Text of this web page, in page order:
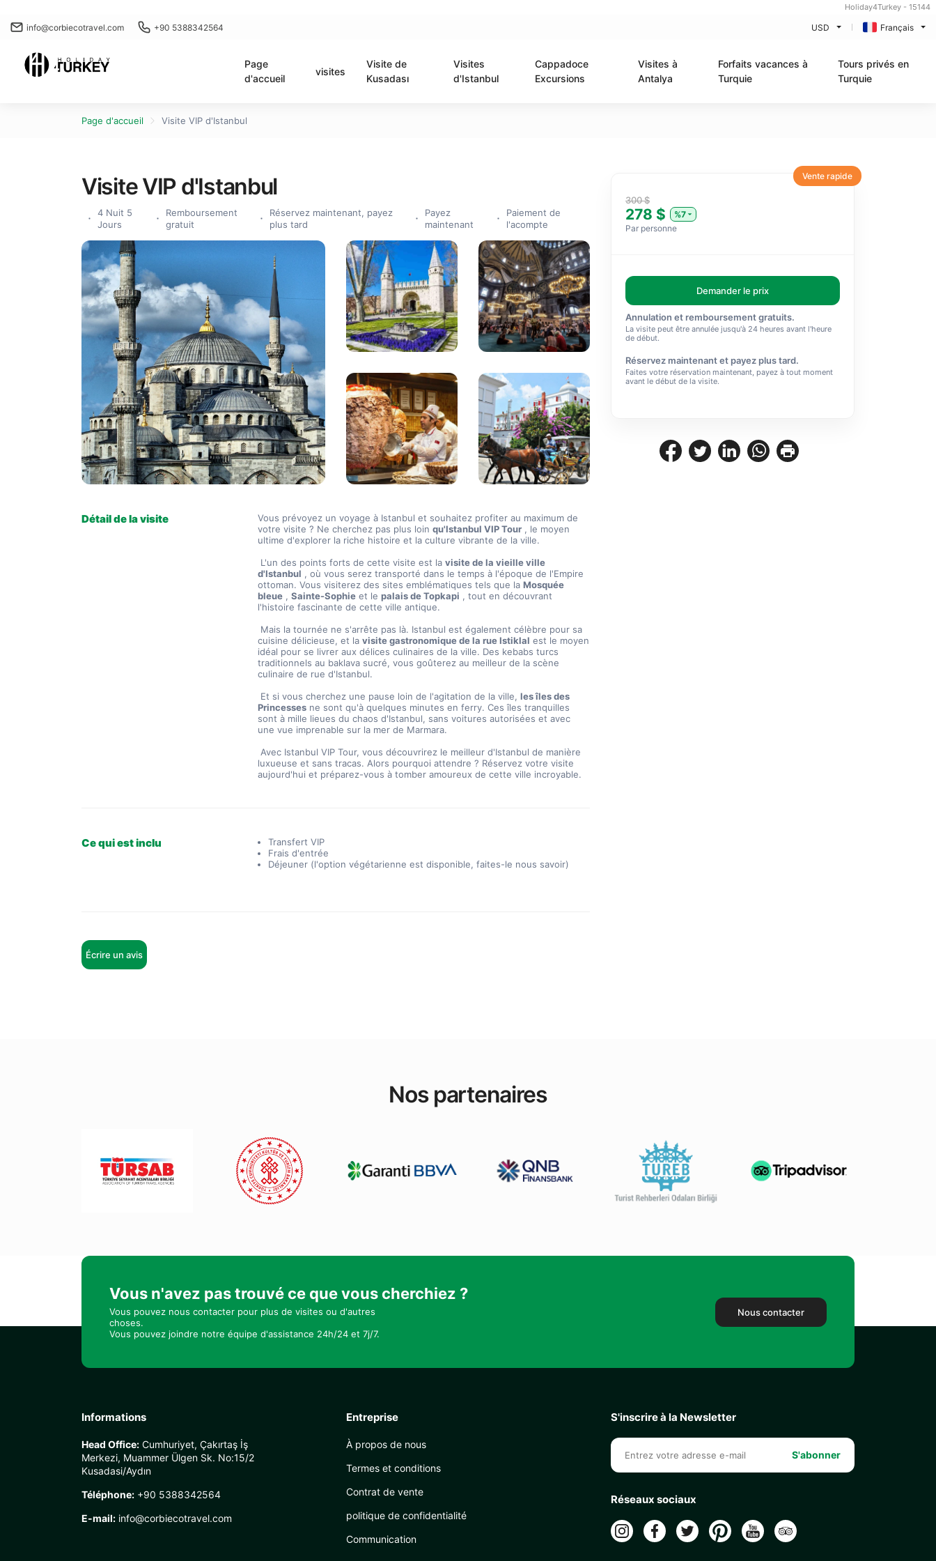
Holiday4Turkey - 15144
info@corbiecotravel.com +90 5388342564 USD Français
Page
d'accueil
visites
Visite de
Kusadası
Visites
d'Istanbul
Cappadoce
Excursions
Visites à
Antalya
Forfaits vacances à
Turquie
Tours privés en
Turquie
Page d'accueil Visite VIP d'Istanbul
Visite VIP d'Istanbul
4 Nuit 5
Jours
Remboursement
gratuit
Réservez maintenant, payez
plus tard
Payez
maintenant
Paiement de
l'acompte
Détail de la visite
Vous prévoyez un voyage à Istanbul et souhaitez profiter au maximum de
votre visite ? Ne cherchez pas plus loin qu'Istanbul VIP Tour , le moyen
ultime d'explorer la riche histoire et la culture vibrante de la ville.
L'un des points forts de cette visite est la visite de la vieille ville
d'Istanbul , où vous serez transporté dans le temps à l'époque de l'Empire
ottoman. Vous visiterez des sites emblématiques tels que la Mosquée
bleue , Sainte-Sophie et le palais de Topkapi , tout en découvrant
l'histoire fascinante de cette ville antique.
cuisine délicieuse, et la visite gastronomique de la rue Istiklal est le moyen
idéal pour se livrer aux délices culinaires de la ville. Des kebabs turcs
traditionnels au baklava sucré, vous goûterez au meilleur de la scène
culinaire de rue d'Istanbul.
Et si vous cherchez une pause loin de l'agitation de la ville, les îles des
Princesses ne sont qu'à quelques minutes en ferry. Ces îles tranquilles
sont à mille lieues du chaos d'Istanbul, sans voitures autorisées et avec
une vue imprenable sur la mer de Marmara.
luxueuse et sans tracas. Alors pourquoi attendre ? Réservez votre visite
aujourd'hui et préparez-vous à tomber amoureux de cette ville incroyable.
Ce qui est inclu
Transfert VIP
Frais d'entrée
Déjeuner (l'option végétarienne est disponible, faites-le nous savoir)
Écrire un avis
Vente rapide
300 $
278 $
%7
Par personne
Demander le prix
Annulation et remboursement gratuits.
La visite peut être annulée jusqu'à 24 heures avant l'heure
de début.
Réservez maintenant et payez plus tard.
Faites votre réservation maintenant, payez à tout moment
avant le début de la visite.
Nos partenaires
Vous n'avez pas trouvé ce que vous cherchiez ?
Vous pouvez nous contacter pour plus de visites ou d'autres
choses.
Vous pouvez joindre notre équipe d'assistance 24h/24 et 7j/7.
Nous contacter
Informations
Head Office: Cumhuriyet, Çakırtaş İş
Merkezi, Muammer Ülgen Sk. No:15/2
Kusadasi/Aydın
Téléphone: +90 5388342564
E-mail: info@corbiecotravel.com
Entreprise
À propos de nous
Termes et conditions
Contrat de vente
politique de confidentialité
Communication
S'inscrire à la Newsletter
S'abonner
Réseaux sociaux